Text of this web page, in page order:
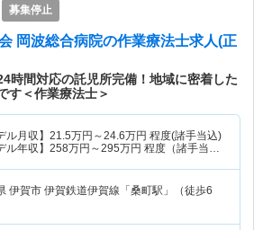
募集停止
岡波総合病院の作業療法士求人(正
時間対応の託児所完備！地域に密着した
す＜作業療法士＞
ル月収】 21.5万円～24.6万円 程度(諸手当込)
ル年収】 258万円～295万円 程度（諸手当
伊賀市 伊賀鉄道伊賀線「桑町駅」（徒歩6